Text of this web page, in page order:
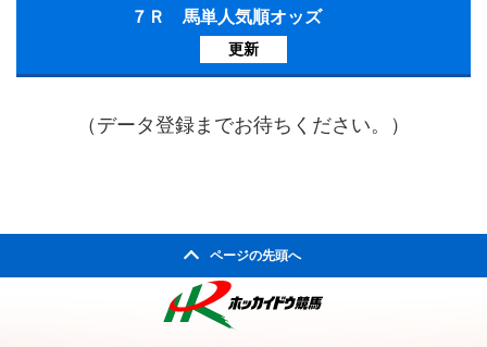
７Ｒ 馬単人気順オッズ
更新
（データ登録までお待ちください。）
ページの先頭へ